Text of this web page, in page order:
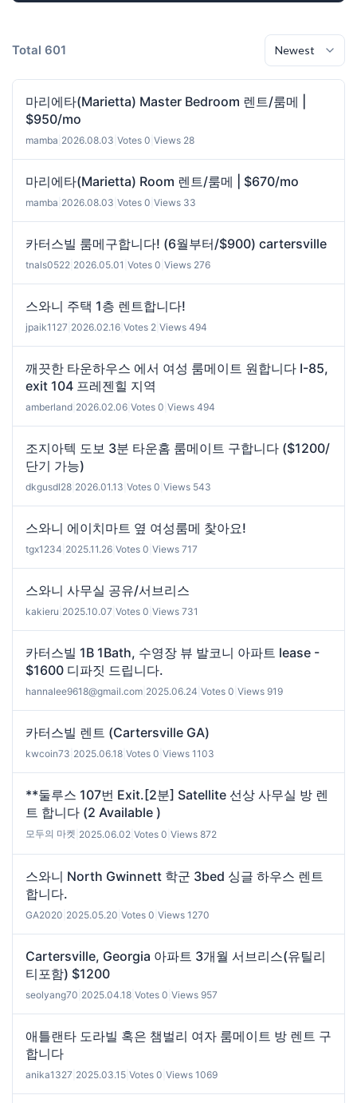
Total 601
마리에타(Marietta) Master Bedroom 렌트/룸메 |
$950/mo
mamba 2026.08.03 Votes 0 Views 28
마리에타(Marietta) Room 렌트/룸메 | $670/mo
mamba 2026.08.03 Votes 0 Views 33
카터스빌 룸메구합니다! (6월부터/$900) cartersville
tnals0522 2026.05.01 Votes 0 Views 276
스와니 주택 1층 렌트합니다!
jpaik1127 2026.02.16 Votes 2 Views 494
깨끗한 타운하우스 에서 여성 룸메이트 원합니다 I-85,
exit 104 프레젠힐 지역
amberland 2026.02.06 Votes 0 Views 494
조지아텍 도보 3분 타운홈 룸메이트 구합니다 ($1200/
단기 가능)
dkgusdl28 2026.01.13 Votes 0 Views 543
스와니 에이치마트 옆 여성룸메 찿아요!
tgx1234 2025.11.26 Votes 0 Views 717
스와니 사무실 공유/서브리스
kakieru 2025.10.07 Votes 0 Views 731
카터스빌 1B 1Bath, 수영장 뷰 발코니 아파트 lease -
$1600 디파짓 드립니다.
hannalee9618@gmail.com 2025.06.24 Votes 0 Views 919
카터스빌 렌트 (Cartersville GA)
kwcoin73 2025.06.18 Votes 0 Views 1103
**둘루스 107번 Exit.[2분] Satellite 선상 사무실 방 렌
트 합니다 (2 Available )
모두의 마켓 2025.06.02 Votes 0 Views 872
스와니 North Gwinnett 학군 3bed 싱글 하우스 렌트
합니다.
GA2020 2025.05.20 Votes 0 Views 1270
Cartersville, Georgia 아파트 3개월 서브리스(유틸리
티포함) $1200
seolyang70 2025.04.18 Votes 0 Views 957
애틀랜타 도라빌 혹은 챔벌리 여자 룸메이트 방 렌트 구
합니다
anika1327 2025.03.15 Votes 0 Views 1069